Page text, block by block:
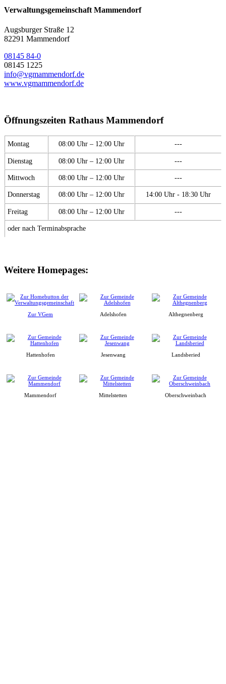
Verwaltungsgemeinschaft Mammendorf
Augsburger Straße 12
82291 Mammendorf
08145 84-0
08145 1225
info@vgmammendorf.de
www.vgmammendorf.de
Öffnungszeiten Rathaus Mammendorf
Montag 08:00 Uhr – 12:00 Uhr ---
Dienstag 08:00 Uhr – 12:00 Uhr ---
Mittwoch 08:00 Uhr – 12:00 Uhr ---
Donnerstag 08:00 Uhr – 12:00 Uhr 14:00 Uhr - 18:30 Uhr
Freitag 08:00 Uhr – 12:00 Uhr ---
oder nach Terminabsprache
Weitere Homepages:
Zur VGem Adelshofen Althegnenberg
Hattenhofen Jesenwang Landsberied
Mammendorf Mittelstetten Oberschweinbach